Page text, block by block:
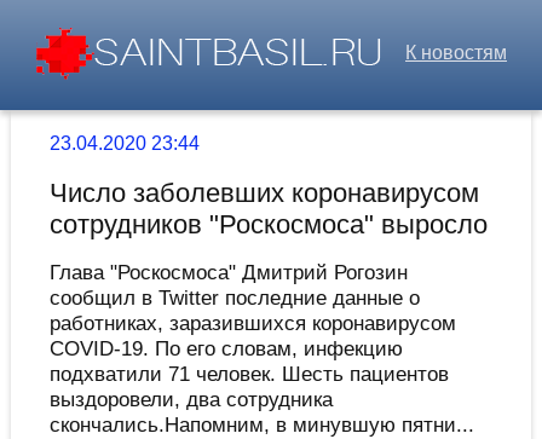
К новостям
23.04.2020 23:44
Число заболевших коронавирусом
сотрудников "Роскосмоса" выросло
Глава "Роскосмоса" Дмитрий Рогозин
сообщил в Twitter последние данные о
работниках, заразившихся коронавирусом
COVID-19. По его словам, инфекцию
подхватили 71 человек. Шесть пациентов
выздоровели, два сотрудника
скончались.Напомним, в минувшую пятни...